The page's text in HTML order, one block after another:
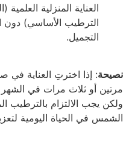
العناية المنزلية
الترطيب الأساسي) دون
التجميل.
نصيحة: إذا اخترتِ العناية في
مرتين أو ثلاث مرات في الشهر
ولكن يجب الالتزام بالترطيب
الشمس في الحياة اليومية